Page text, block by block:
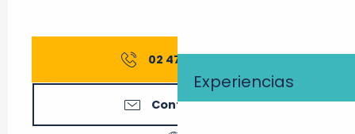
Experiencias
02 47 52 06
Contáctenos